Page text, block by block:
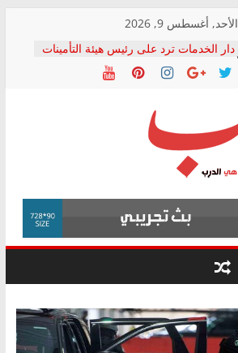
الأحد, أغسطس 9, 2026
دار الخدمات ترد على رئيس هيئة التأمينات
بعد مؤتمره الصحفي: إنكار الأزمة لا ينهي
معاناة أصحاب المعاشات.. ونطالب بكشف
فرحات سليمان يكتب: القطاع الصحي إلى
أين؟
حزب التحالف الشعبي يطلق لجنة “الحق
في الصحة” بالإسكندرية لرصد الانتهاكات
ودعم المرضى
الوزاري لمدينة الصحفيين.. وانتهاء أعمال
إنشاء المبنى الإداري
المجلس القومي لحقوق الإنسان يعلن
متابعة قضية الدكتور محمد زهران.. ويؤكد:
قرينة البراءة وضمانات المحاكمة العادلة